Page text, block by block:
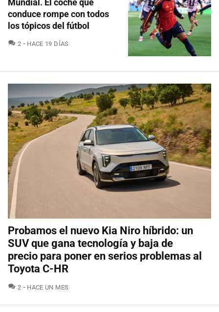
Mundial. El coche que
conduce rompe con todos
los tópicos del fútbol
2 COMENTARIOS
HACE 19 DÍAS
Probamos el nuevo Kia Niro híbrido: un
SUV que gana tecnología y baja de
precio para poner en serios problemas al
Toyota C-HR
2 COMENTARIOS
HACE UN MES